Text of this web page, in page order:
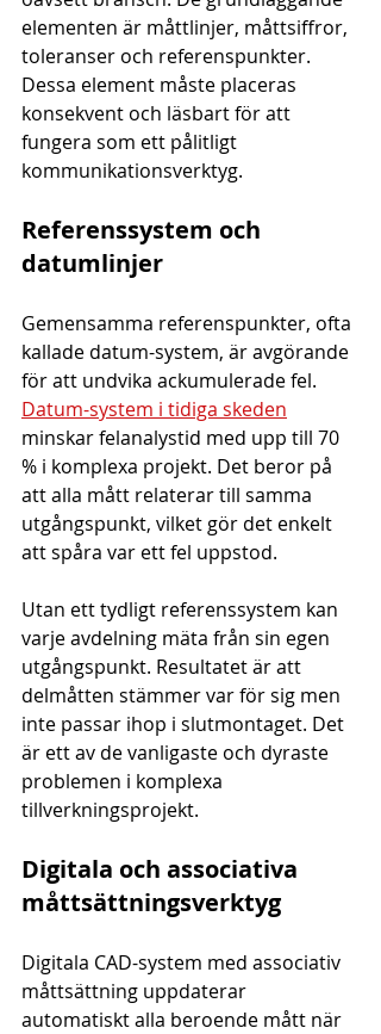
elementen är måttlinjer, måttsiffror,
toleranser och referenspunkter.
Dessa element måste placeras
konsekvent och läsbart för att
fungera som ett pålitligt
kommunikationsverktyg.
Referenssystem och
datumlinjer
Gemensamma referenspunkter, ofta
kallade datum-system, är avgörande
för att undvika ackumulerade fel.
Datum-system i tidiga skeden
minskar felanalystid med upp till 70
% i komplexa projekt. Det beror på
att alla mått relaterar till samma
utgångspunkt, vilket gör det enkelt
att spåra var ett fel uppstod.
Utan ett tydligt referenssystem kan
varje avdelning mäta från sin egen
utgångspunkt. Resultatet är att
delmåtten stämmer var för sig men
inte passar ihop i slutmontaget. Det
är ett av de vanligaste och dyraste
problemen i komplexa
tillverkningsprojekt.
Digitala och associativa
måttsättningsverktyg
Digitala CAD-system med associativ
måttsättning uppdaterar
automatiskt alla beroende mått när